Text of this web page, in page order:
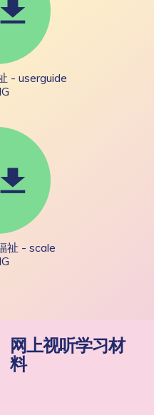
- userguide
祉 - scale
网上视听学习材
料